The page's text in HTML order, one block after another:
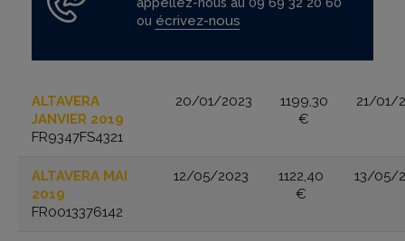
ou écrivez-nous
Autres Titres Date de la dernière valeur
ALTAVERA
JANVIER 2019
FR9347FS4321
20/01/2023
1199,30
€
21/01/
ALTAVERA MAI
2019
FR0013376142
12/05/2023
1122,40
€
13/05/